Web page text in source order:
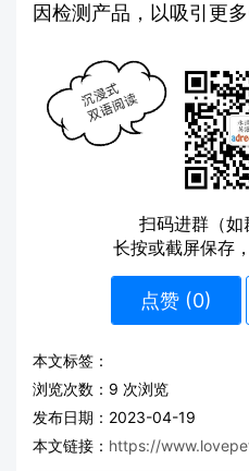
因检测产品，以吸引更多
扫码进群（如
长按或截屏保存
点赞 (0)
本文标签：
浏览次数： 9 次浏览
发布日期：2023-04-19
本文链接： https://